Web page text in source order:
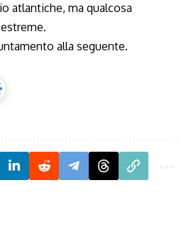
atlantiche, ma qualcosa
alla seguente.